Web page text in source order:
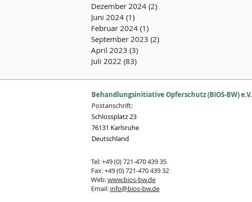
Dezember 2024 (2)
Juni 2024 (1)
Februar 2024 (1)
September 2023 (2)
April 2023 (3)
Juli 2022 (83)
Behandlungsinitiative Opferschutz (BIOS-BW) e.V.
Postanschrift:
Schlossplatz 23
76131 Karlsruhe
Deutschland
Tel: +49 (0) 721-470 439 35
Fax: +49 (0) 721-470 439 32
Web:www.bios-bw.de
Email: info@bios-bw.de